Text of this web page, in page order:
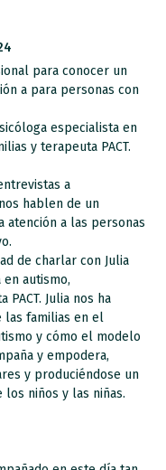
para conocer un
a para personas con
especialista en
y terapeuta PACT.
a
hablen de un
atención a las personas
de charlar con Julia
autismo,
Julia nos ha
las familias en el
y cómo el modelo
y empodera,
y produciéndose un
los niños y las niñas.